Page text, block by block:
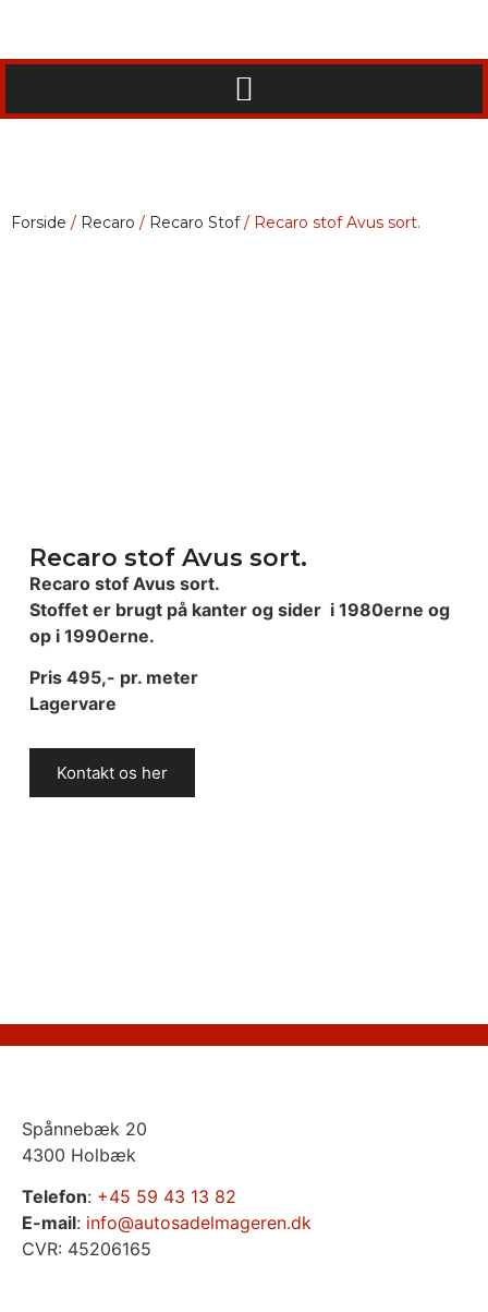
Forside / Recaro / Recaro Stof/ Recaro stof Avus sort.
Recaro stof Avus sort.
Recaro stof Avus sort.
Stoffet er brugt på kanter og sider i 1980erne og
op i 1990erne.
Pris 495,- pr. meter
Lagervare
Kontakt os her
Spånnebæk 20
4300 Holbæk
Telefon: +45 59 43 13 82
E-mail: info@autosadelmageren.dk
CVR: 45206165